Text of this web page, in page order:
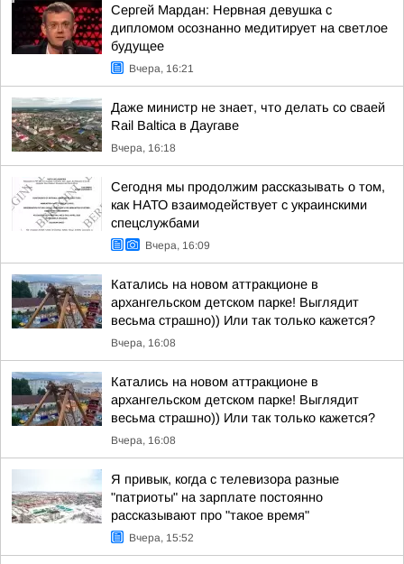
Сергей Мардан: Нервная девушка с
дипломом осознанно медитирует на светлое
будущее
Вчера, 16:21
Даже министр не знает, что делать со сваей
Rail Baltica в Даугаве
Вчера, 16:18
Сегодня мы продолжим рассказывать о том,
как НАТО взаимодействует с украинскими
спецслужбами
Вчера, 16:09
Катались на новом аттракционе в
архангельском детском парке! Выглядит
весьма страшно)) Или так только кажется?
Вчера, 16:08
Катались на новом аттракционе в
архангельском детском парке! Выглядит
весьма страшно)) Или так только кажется?
Вчера, 16:08
Я привык, когда с телевизора разные
"патриоты" на зарплате постоянно
рассказывают про "такое время"
Вчера, 15:52